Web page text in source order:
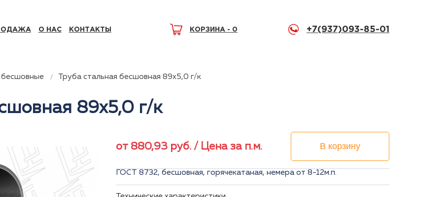
О НАС КОНТАКТЫ КОРЗИНА - 0 +7(937)093-85-01
Труба стальная бесшовная 89x5,0 г/к
89x5,0 г/к
от 880,93 руб. / Цена за п.м. В корзину
ГОСТ 8732, бесшовная, горячекатаная, немера от 8-12м.п.